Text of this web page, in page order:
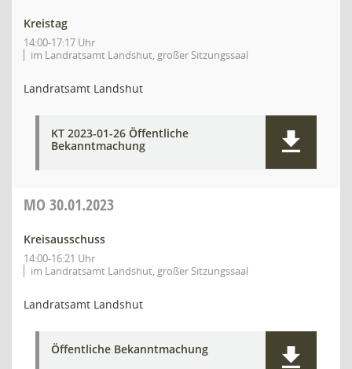
Kreistag
14:00-17:17 Uhr
im Landratsamt Landshut, großer Sitzungssaal
Landratsamt Landshut
KT 2023-01-26 Öffentliche
Bekanntmachung
MO 30.01.2023
Kreisausschuss
14:00-16:21 Uhr
im Landratsamt Landshut, großer Sitzungssaal
Landratsamt Landshut
Öffentliche Bekanntmachung